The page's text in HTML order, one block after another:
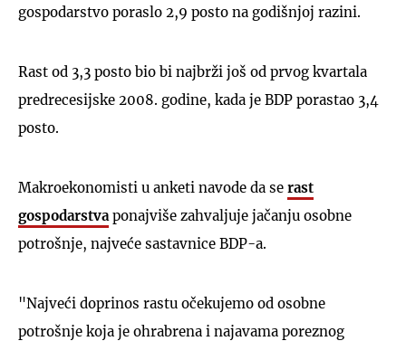
gospodarstvo poraslo 2,9 posto na godišnjoj razini.
Rast od 3,3 posto bio bi najbrži još od prvog kvartala
predrecesijske 2008. godine, kada je BDP porastao 3,4
posto.
Makroekonomisti u anketi navode da se rast
gospodarstva ponajviše zahvaljuje jačanju osobne
potrošnje, najveće sastavnice BDP-a.
"Najveći doprinos rastu očekujemo od osobne
potrošnje koja je ohrabrena i najavama poreznog